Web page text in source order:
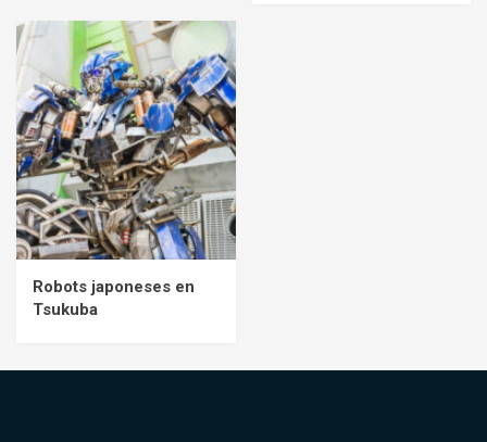
Robots japoneses en
Tsukuba